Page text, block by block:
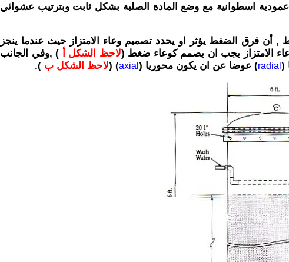
اسطوانية مع وضع المادة الصلبة بشكل ثابت وبترتيب عشوائي
, أن فرق الضغط يؤثر او يحدد تصميم وعاء الامتزاز حيث عندما ينجز
الامتزاز يجب ان يصمم كوعاء ضغط (لاحظ الشكل أ ) ,وفي الجانب
(
radial) عوضا عن ان يكون محوريا ( axial
) (لاحظ الشكل ب ).